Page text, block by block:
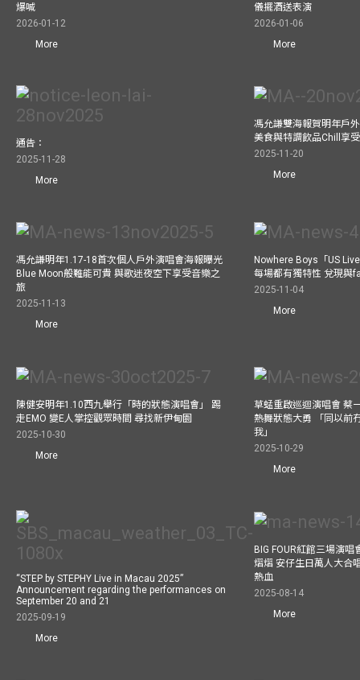
爆喊
2026-01-12
More
儀擺酒送表演
2026-01-06
More
通告：
2025-11-28
More
馮允謙雙海報賀明年戶
美食與特調飲品Chill享
2025-11-20
More
馮允謙明年1.17-18首次個人戶外演唱會海報曝光
Blue Moon般難能可貴 與歌迷夜空下享受音樂之
旅
2025-11-13
More
Nowhere Boys「US
每場都有獨特性 兌現與
2025-11-04
More
陳健安明年1.10西九舉行「時的狀態演唱會」 踢
走EMO 變E人掌控觀眾時間 尋找新伊甸園
2025-10-30
More
草蜢重啟巡迴演唱會 蔡
熱舞狀態大勇 「同以前
我」
2025-10-29
More
“STEP by STEPHY Live in Macau 2025”
Announcement regarding the performances on
September 20 and 21
2025-09-19
More
BIG FOUR紅館三場演
熠熠 安仔生日萬人大合
熱血
2025-08-14
More